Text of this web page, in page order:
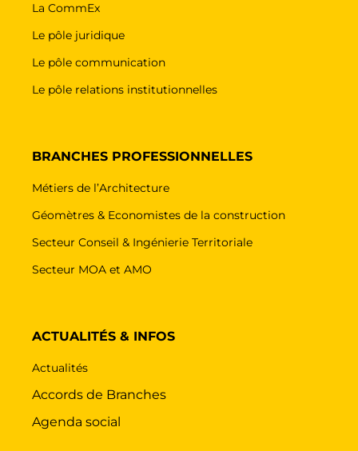
La CommEx
Le pôle juridique
Le pôle communication
Le pôle relations institutionnelles
BRANCHES PROFESSIONNELLES
Métiers de l’Architecture
Géomètres & Economistes de la construction
Secteur Conseil & Ingénierie Territoriale
Secteur MOA et AMO
ACTUALITÉS & INFOS
Actualités
Accords de Branches
Agenda social